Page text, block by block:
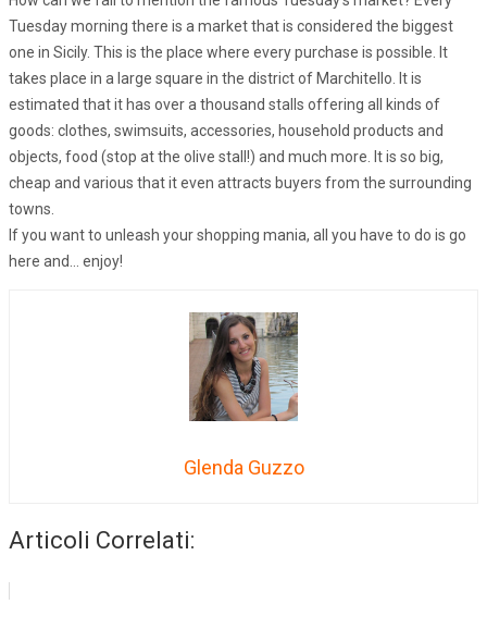
Tuesday morning there is a market that is considered the biggest
one in Sicily. This is the place where every purchase is possible. It
takes place in a large square in the district of Marchitello. It is
estimated that it has over a thousand stalls offering all kinds of
goods: clothes, swimsuits, accessories, household products and
objects, food (stop at the olive stall!) and much more. It is so big,
cheap and various that it even attracts buyers from the surrounding
towns.
If you want to unleash your shopping mania, all you have to do is go
here and… enjoy!
Glenda Guzzo
Articoli Correlati: